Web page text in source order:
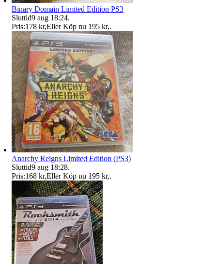
Binary Domain Limited Edition PS3
Sluttid9 aug 18:24.
Pris:178 kr,Eller Köp nu 195 kr,.
Anarchy Reigns Limited Edition (PS3)
Sluttid9 aug 18:28.
Pris:168 kr,Eller Köp nu 195 kr,.